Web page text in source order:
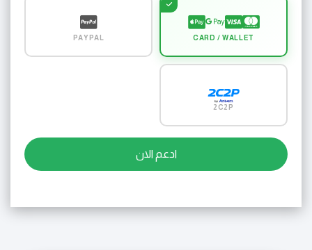
CARD / WALLET
PAYPAL
2C2P
ادعم الان